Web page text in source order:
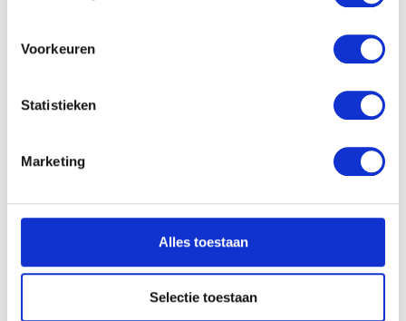
locatie, die tot een paar meter nauwkeurig kan zijn
scannen op specifieke eigenschappen (fingerprinting)
detailgedeeltein.
U kunt uw toestemming op elk moment wijzigen of
We gebruiken cookies om content en advertenties te
personaliseren, om functies voor social media te bieden
en om ons websiteverkeer te analyseren. Ook delen we
informatie over uw gebruik van onze site met onze
partners voor social media, adverteren en analyse. Deze
Voorkeuren
Statistieken
Marketing
Alles toestaan
Selectie toestaan